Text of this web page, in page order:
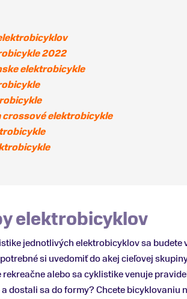
2022
elektrobicykle
crossové elektrobicykle
elektrobicyklov
jednotlivých elektrobicyklov sa budete
si uvedomiť do akej cieľovej
alebo sa cyklistike venuje
dostali sa do formy? Chcete bicyklovaniu